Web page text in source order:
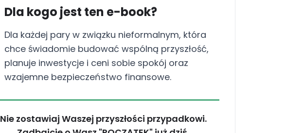
Dla kogo jest ten e-book?
Dla każdej pary w związku nieformalnym, która
chce świadomie budować wspólną przyszłość,
planuje inwestycje i ceni sobie spokój oraz
wzajemne bezpieczeństwo finansowe.
Nie zostawiaj Waszej przyszłości przypadkowi.